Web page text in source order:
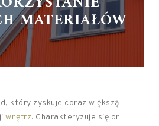
MATERIAŁÓW
który zyskuje coraz większą
wnętrz. Charakteryzuje się on